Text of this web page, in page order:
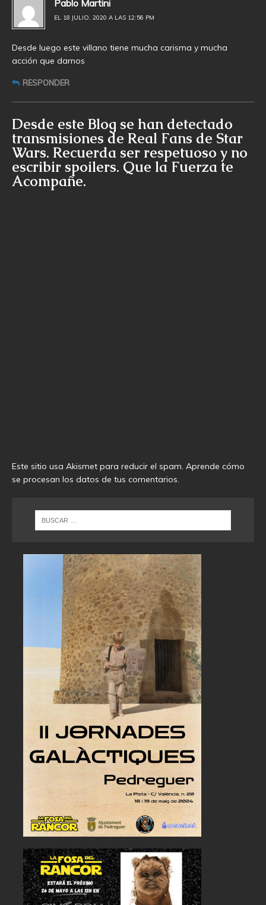
Pablo Martini
EL 18 JULIO, 2020 A LAS 12:56 PM
Desde luego este villano tiene mucha carisma y mucha
acción que darnos
RESPONDER
Desde este Blog se han detectado
transmisiones de Real Fans de Star
Wars. Recuerda ser respetuoso y no
escribir spoilers. Que la Fuerza te
Acompañe.
Este sitio usa Akismet para reducir el spam. Aprende cómo
se procesan los datos de tus comentarios.